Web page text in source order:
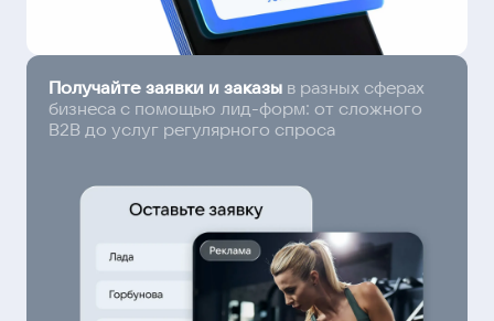
Получайте заявки и заказы в разных сферах
бизнеса с помощью лид-форм: от сложного
B2B до услуг регулярного спроса